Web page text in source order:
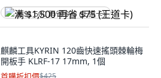
满 $1,500 再省 $75 (王道卡)
麒麟工具KYRIN 120齒快速搖頭棘輪梅
開板手 KLRF-17 17mm, 1個
$425